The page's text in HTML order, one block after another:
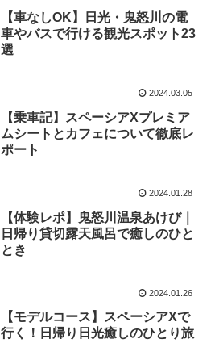
【車なしOK】日光・鬼怒川の電
車やバスで行ける観光スポット23
選
2024.03.05
【乗車記】スペーシアXプレミア
ムシートとカフェについて徹底レ
ポート
2024.01.28
【体験レポ】鬼怒川温泉あけび｜
日帰り貸切露天風呂で癒しのひと
とき
2024.01.26
【モデルコース】スペーシアXで
行く！日帰り日光癒しのひとり旅